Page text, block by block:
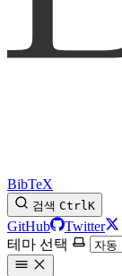
BibTeX
검색 CtrlK
GitHub
Twitter
테마 선택